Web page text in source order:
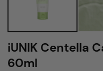
iUNIK Centella
60ml